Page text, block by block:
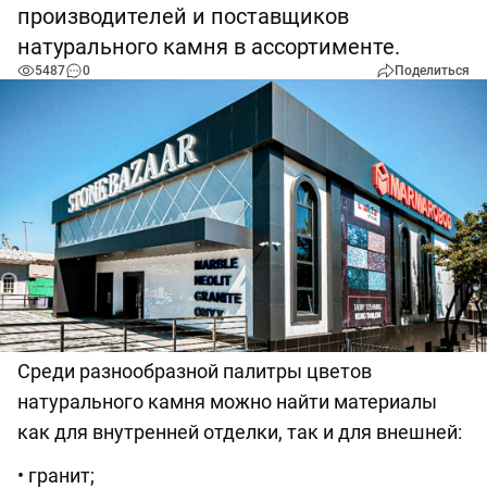
производителей и поставщиков
натурального камня в ассортименте.
5487 0 Поделиться
Среди разнообразной палитры цветов
натурального камня можно найти материалы
как для внутренней отделки, так и для внешней:
• гранит;